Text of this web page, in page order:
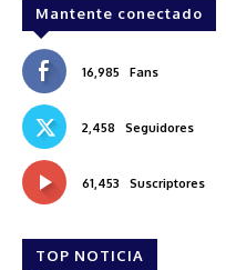
Mantente conectado
16,985 Fans
2,458 Seguidores
61,453 Suscriptores
TOP NOTICIA